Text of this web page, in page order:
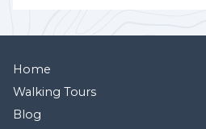
Home
Walking Tours
Blog